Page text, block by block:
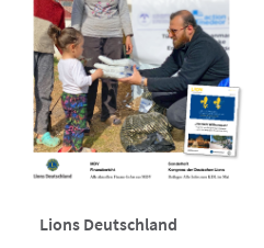
Lions Deutschland